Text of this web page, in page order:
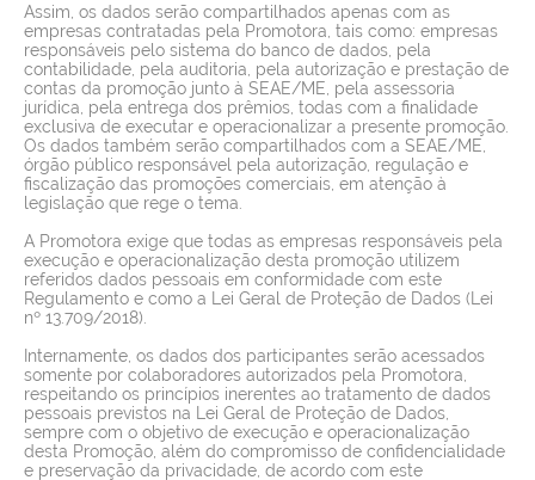
Assim, os dados serão compartilhados apenas com as
empresas contratadas pela Promotora, tais como: empresas
responsáveis pelo sistema do banco de dados, pela
contabilidade, pela auditoria, pela autorização e prestação de
contas da promoção junto à SEAE/ME, pela assessoria
jurídica, pela entrega dos prêmios, todas com a finalidade
exclusiva de executar e operacionalizar a presente promoção.
Os dados também serão compartilhados com a SEAE/ME,
órgão público responsável pela autorização, regulação e
fiscalização das promoções comerciais, em atenção à
legislação que rege o tema.
A Promotora exige que todas as empresas responsáveis pela
execução e operacionalização desta promoção utilizem
referidos dados pessoais em conformidade com este
Regulamento e como a Lei Geral de Proteção de Dados (Lei
nº 13.709/2018).
Internamente, os dados dos participantes serão acessados
somente por colaboradores autorizados pela Promotora,
respeitando os princípios inerentes ao tratamento de dados
pessoais previstos na Lei Geral de Proteção de Dados,
sempre com o objetivo de execução e operacionalização
desta Promoção, além do compromisso de confidencialidade
e preservação da privacidade, de acordo com este